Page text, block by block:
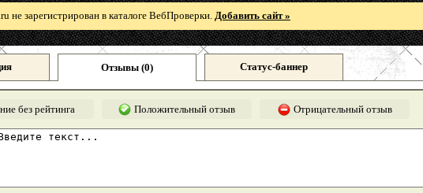
не зарегистрирован в каталоге ВебПроверки.Добавить сайт »
Отзывы (0) Статус-баннер
без рейтинга Положительный отзыв Отрицательный отзыв